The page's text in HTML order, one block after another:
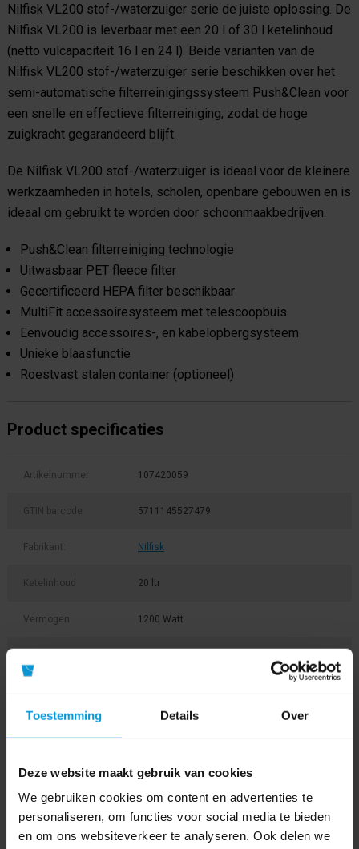
Toestemming Details Over
Deze website maakt gebruik van cookies
We gebruiken cookies om content en advertenties te
personaliseren, om functies voor social media te bieden
en om ons websiteverkeer te analyseren. Ook delen we
Nilfisk VL200 stof-/waterzuiger serie de juiste oplossing. De
Nilfisk VL200 is leverbaar met een 20 l of 30 l ketelinhoud
(netto vulcapaciteit 16 l en 24 l). Beide varianten van de
Nilfisk VL200 stof-/waterzuiger serie beschikken over het
semi-automatische filterreinigingssysteem Push&Clean voor
een snelle en effectieve filterreiniging, zodat de hoge
zuigkracht gegarandeerd blijft.
De Nilfisk VL200 stof-/waterzuiger is ideaal voor de kleinere
werkzaamheden in hotels, scholen, openbare gebouwen en is
ideaal om gebruikt te worden door schoonmaakbedrijven.
Push&Clean filterreiniging technologie
Uitwasbaar PET fleece filter
Gecertificeerd HEPA filter beschikbaar
MultiFit accessoiresysteem met telescoopbuis
Eenvoudig accessoires-, en kabelopbergsysteem
Unieke blaasfunctie
Roestvast stalen container (optioneel)
Product specificaties
Artikelnummer 107420059
GTIN barcode 5711145527479
Fabrikant: Nilfisk
Ketelinhoud 20 ltr
Vermogen 1200 Watt
Gewicht 7,5 kg
Product labels